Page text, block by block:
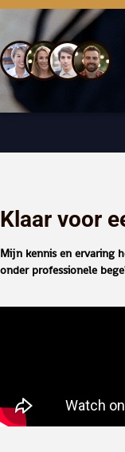
Klaar voor
Mijn kennis en ervaring
onder professionele